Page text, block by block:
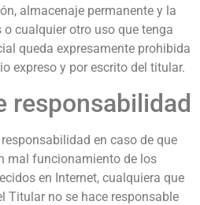
almacenaje permanente y la
cualquier otro uso que tenga
queda expresamente prohibida
expreso y por escrito del titular.
responsabilidad
en caso de que
mal funcionamiento de los
en Internet, cualquiera que
Titular no se hace responsable